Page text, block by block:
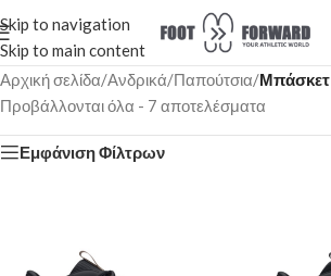
Skip to navigation
Skip to main content
Αρχική σελίδα/Ανδρικά/Παπούτσια/Μπάσκετ
Προβάλλονται όλα - 7 αποτελέσματα
Εμφάνιση Φίλτρων